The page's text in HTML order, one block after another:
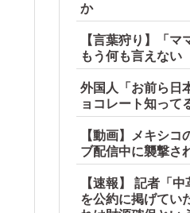
か
【言葉狩り】「
もう何も言えない
外国人「お前ら日
ョコレート知って
【動画】メキシコ
ブ配信中に襲撃さ
【速報】 記者「
を公約に掲げてい